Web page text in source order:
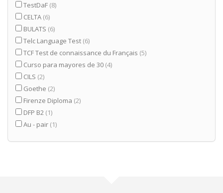
TestDaF (8)
CELTA (6)
BULATS (6)
Telc Language Test (6)
TCF Test de connaissance du Français (5)
Curso para mayores de 30 (4)
CILS (2)
Goethe (2)
Firenze Diploma (2)
DFP B2 (1)
Au - pair (1)